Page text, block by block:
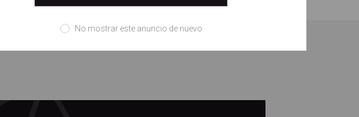
No mostrar este anuncio de nuevo